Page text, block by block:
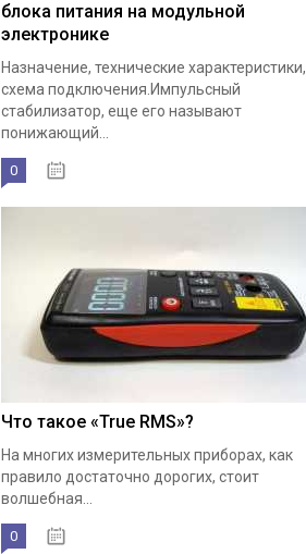
блока питания на модульной
электронике
Назначение, технические характеристики,
схема подключения.Импульсный
стабилизатор, еще его называют
понижающий...
0
Что такое «True RMS»?
На многих измерительных приборах, как
правило достаточно дорогих, стоит
волшебная...
0